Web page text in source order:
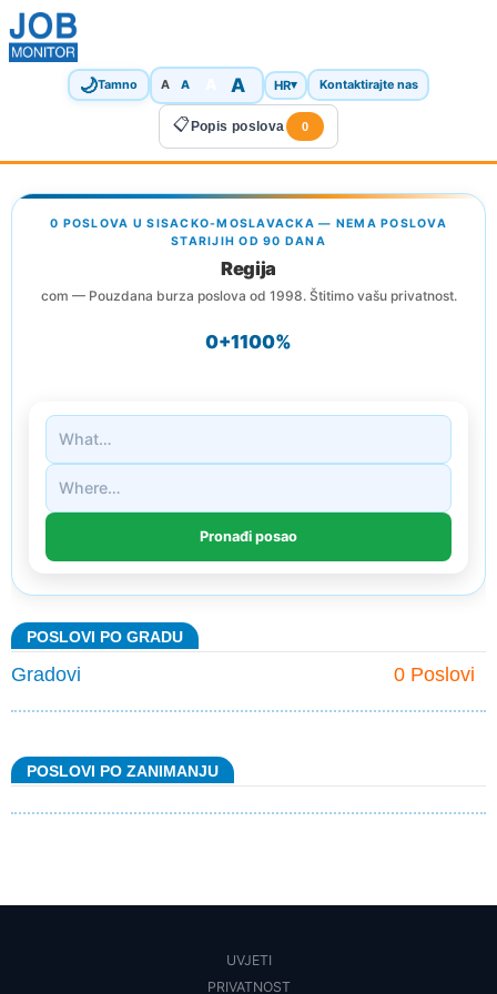
🌙Tamno A A A HR▾ Kontaktirajte nas
📋Popis poslova 0
0 POSLOVA U SISACKO-MOSLAVACKA — NEMA POSLOVA
STARIJIH OD 90 DANA
Regija
com — Pouzdana burza poslova od 1998. Štitimo vašu privatnost.
0+1100%
POSLOVI PO GRADU
0 Poslovi
Gradovi
POSLOVI PO ZANIMANJU
UVJETI
PRIVATNOST